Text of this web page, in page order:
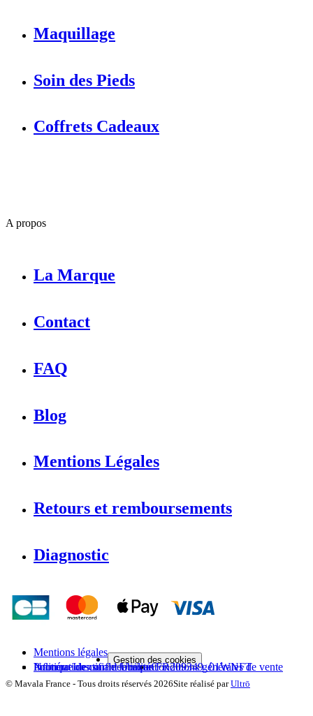
Maquillage
Soin des Pieds
Coffrets Cadeaux
A propos
La Marque
Contact
FAQ
Blog
Mentions Légales
Retours et remboursements
Diagnostic
Mentions légales
Gestion des cookies
Politique de confidentialitéConditions générales de vente
Informations sur le fabricant
Numéro Identifiant Unique FR209349_01WNFT
© Mavala France - Tous droits réservés 2026Site réalisé par Ultrō